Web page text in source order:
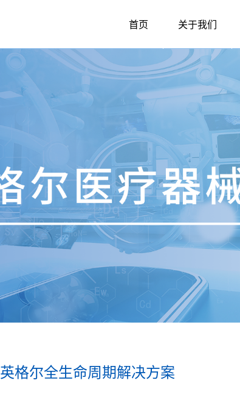
首页 关于我们
英格尔全生命周期解决方案